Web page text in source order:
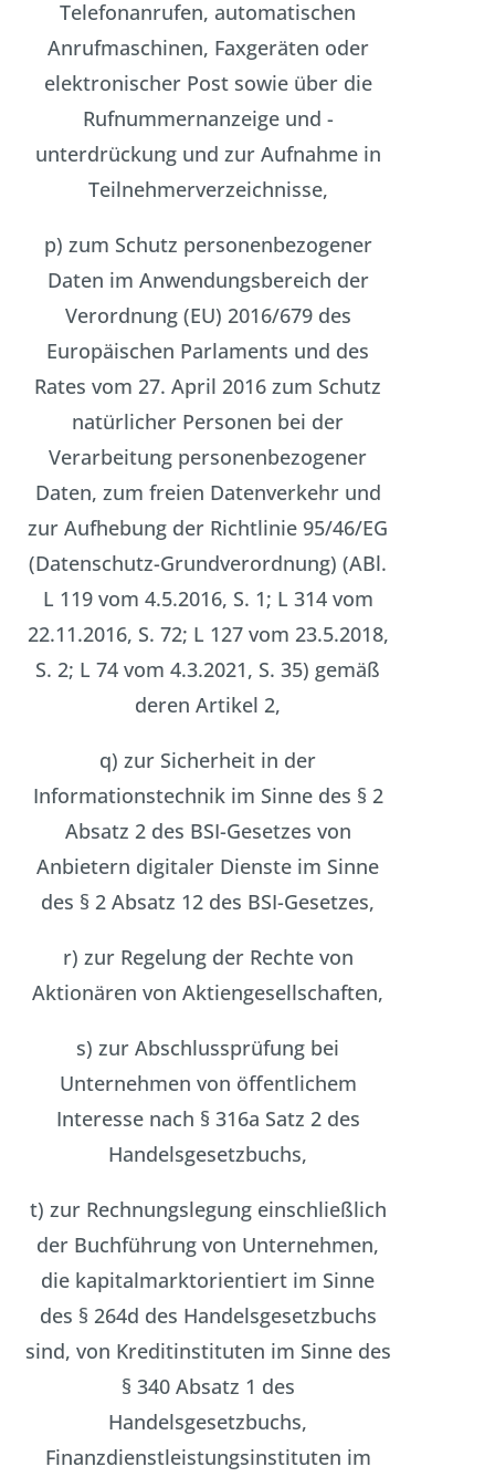
Telefonanrufen, automatischen
Anrufmaschinen, Faxgeräten oder
elektronischer Post sowie über die
Rufnummernanzeige und -
unterdrückung und zur Aufnahme in
Teilnehmerverzeichnisse,
p) zum Schutz personenbezogener
Daten im Anwendungsbereich der
Verordnung (EU) 2016/679 des
Europäischen Parlaments und des
Rates vom 27. April 2016 zum Schutz
natürlicher Personen bei der
Verarbeitung personenbezogener
Daten, zum freien Datenverkehr und
zur Aufhebung der Richtlinie 95/46/EG
(Datenschutz-Grundverordnung) (ABl.
L 119 vom 4.5.2016, S. 1; L 314 vom
22.11.2016, S. 72; L 127 vom 23.5.2018,
S. 2; L 74 vom 4.3.2021, S. 35) gemäß
deren Artikel 2,
q) zur Sicherheit in der
Informationstechnik im Sinne des § 2
Absatz 2 des BSI-Gesetzes von
Anbietern digitaler Dienste im Sinne
des § 2 Absatz 12 des BSI-Gesetzes,
r) zur Regelung der Rechte von
Aktionären von Aktiengesellschaften,
s) zur Abschlussprüfung bei
Unternehmen von öffentlichem
Interesse nach § 316a Satz 2 des
Handelsgesetzbuchs,
t) zur Rechnungslegung einschließlich
der Buchführung von Unternehmen,
die kapitalmarktorientiert im Sinne
des § 264d des Handelsgesetzbuchs
sind, von Kreditinstituten im Sinne des
§ 340 Absatz 1 des
Handelsgesetzbuchs,
Finanzdienstleistungsinstituten im